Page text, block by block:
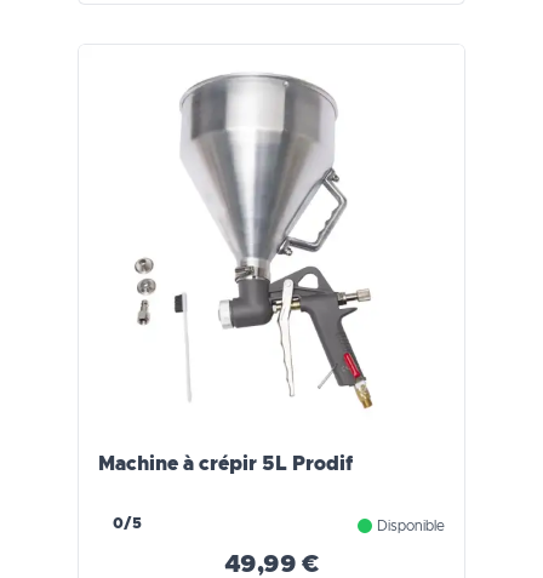
Machine à crépir 5L Prodif
0/5 Disponible
49,99 €